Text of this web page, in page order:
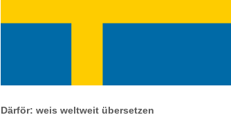
Därför: weis weltweit übersetzen